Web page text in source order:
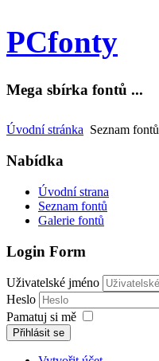
PCfonty
Mega sbírka fontů ...
Úvodní stránka Seznam fontů
Nabídka
Úvodní strana
Seznam fontů
Galerie fontů
Login Form
Uživatelské jméno
Heslo
Pamatuj si mě
Přihlásit se